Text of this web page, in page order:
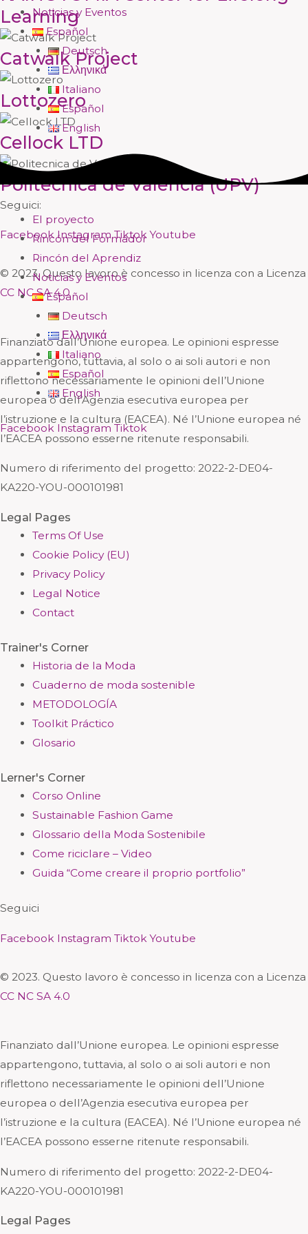
Noticias y Eventos
Español
Deutsch
Ελληνικά
Italiano
Español
English
El proyecto
Rincón del Formador
Rincón del Aprendiz
Noticias y Eventos
Español
Deutsch
Ελληνικά
Italiano
Español
English
Facebook Instagram Tiktok
Learning
Catwalk Project
Lottozero
Cellock LTD
Politecnica de Valencia (UPV)
Seguici:
Facebook Instagram Tiktok Youtube
© 2023. Questo lavoro è concesso in licenza con a Licenza
CC NC SA 4.0
Finanziato dall’Unione europea. Le opinioni espresse
appartengono, tuttavia, al solo o ai soli autori e non
riflettono necessariamente le opinioni dell’Unione
europea o dell’Agenzia esecutiva europea per
l’istruzione e la cultura (EACEA). Né l’Unione europea né
l’EACEA possono esserne ritenute responsabili.
Numero di riferimento del progetto: 2022-2-DE04-
KA220-YOU-000101981
Legal Pages
Terms Of Use
Cookie Policy (EU)
Privacy Policy
Legal Notice
Contact
Trainer's Corner
Historia de la Moda
Cuaderno de moda sostenible
METODOLOGÍA
Toolkit Práctico
Glosario
Lerner's Corner
Corso Online
Sustainable Fashion Game
Glossario della Moda Sostenibile
Come riciclare – Video
Guida “Come creare il proprio portfolio”
Seguici
Facebook Instagram Tiktok Youtube
© 2023. Questo lavoro è concesso in licenza con a Licenza
CC NC SA 4.0
Finanziato dall’Unione europea. Le opinioni espresse
appartengono, tuttavia, al solo o ai soli autori e non
riflettono necessariamente le opinioni dell’Unione
europea o dell’Agenzia esecutiva europea per
l’istruzione e la cultura (EACEA). Né l’Unione europea né
l’EACEA possono esserne ritenute responsabili.
Numero di riferimento del progetto: 2022-2-DE04-
KA220-YOU-000101981
Legal Pages